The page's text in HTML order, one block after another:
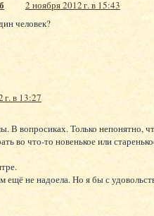
2 ноября 2012 г. в 15:43
человек?
г. в 13:27
В вопросиках. Только непонятно,
во что-то новенькое или
не надоела. Но я бы с